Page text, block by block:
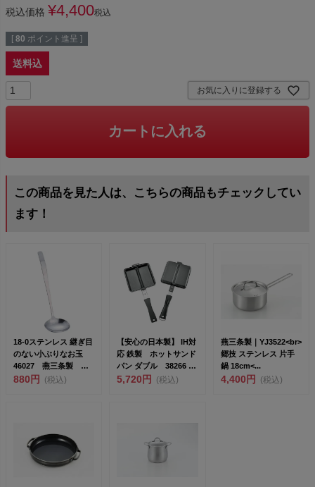
税込価格 ¥4,400税込
[ 80 ポイント進呈 ]
送料込
お気に入りに登録する
カートに入れる
この商品を見た人は、こちらの商品もチェックしてい
ます！
18-0ステンレス 継ぎ目
のない小ぶりなお玉
46027 燕三条製 下
村企販 &l...
880円 (税込)
【安心の日本製】 IH対
応 鉄製 ホットサンド
パン ダブル 38266 ガ
ス、IH1...
5,720円 (税込)
燕三条製｜YJ3522<br>
郷技 ステンレス 片手
鍋 18cm<...
4,400円 (税込)